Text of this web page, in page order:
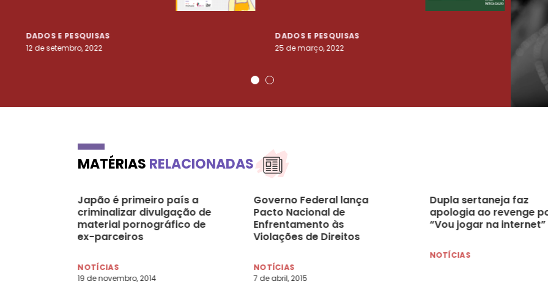
DADOS E PESQUISAS
12 de setembro, 2022
DADOS E PESQUISAS
25 de março, 2022
23
MATÉRIAS RELACIONADAS
Japão é primeiro país a
criminalizar divulgação de
material pornográfico de
ex-parceiros
NOTÍCIAS
19 de novembro, 2014
Governo Federal lança
Pacto Nacional de
Enfrentamento às
Violações de Direitos
NOTÍCIAS
7 de abril, 2015
Dupla sertaneja faz
apologia ao revenge
“Vou jogar na internet”
NOTÍCIAS